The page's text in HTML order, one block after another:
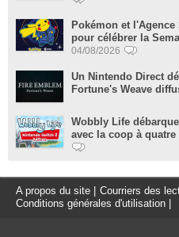
Pokémon et l'Agence
pour célébrer la
04/08/2026
Un Nintendo Direct
Fortune's Weave
Wobbly Life
avec la coop à quatre
A propos du site Courriers des
Conditions générales d'utilisation